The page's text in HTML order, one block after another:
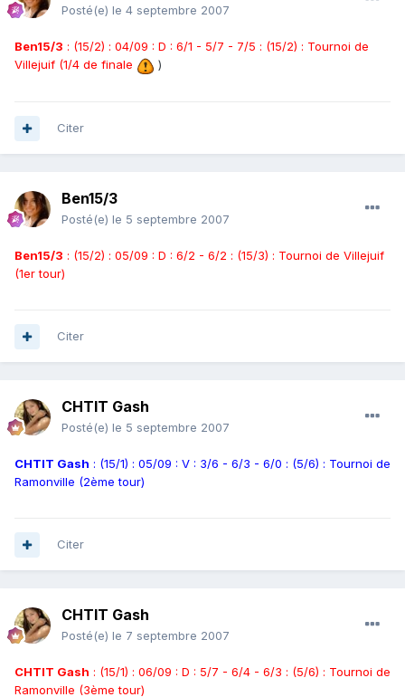
Posté(e) le 4 septembre 2007
Ben15/3 : (15/2) : 04/09 : D : 6/1 - 5/7 - 7/5 : (15/2) : Tournoi de
Villejuif (1/4 de finale
)
Citer
Ben15/3
Posté(e) le 5 septembre 2007
Ben15/3 : (15/2) : 05/09 : D : 6/2 - 6/2 : (15/3) : Tournoi de Villejuif
(1er tour)
Citer
CHTIT Gash
Posté(e) le 5 septembre 2007
CHTIT Gash : (15/1) : 05/09 : V : 3/6 - 6/3 - 6/0 : (5/6) : Tournoi de
Ramonville (2ème tour)
Citer
CHTIT Gash
Posté(e) le 7 septembre 2007
CHTIT Gash : (15/1) : 06/09 : D : 5/7 - 6/4 - 6/3 : (5/6) : Tournoi de
Ramonville (3ème tour)